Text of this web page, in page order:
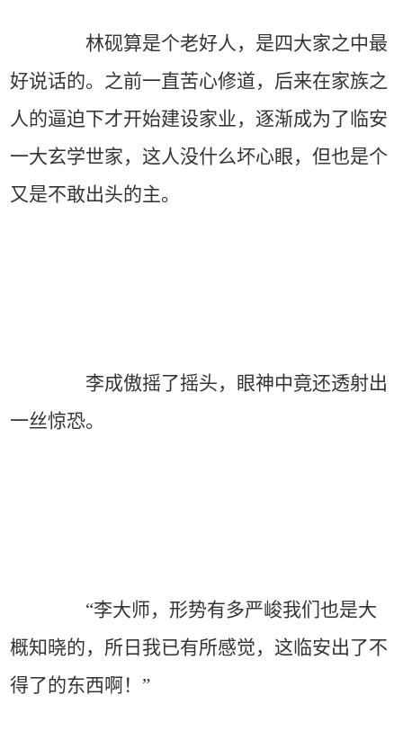
林砚算是个老好人，是四大家之中最
好说话的。之前一直苦心修道，后来在家族之
人的逼迫下才开始建设家业，逐渐成为了临安
一大玄学世家，这人没什么坏心眼，但也是个
又是不敢出头的主。
李成傲摇了摇头，眼神中竟还透射出
一丝惊恐。
“李大师，形势有多严峻我们也是大
概知晓的，所日我已有所感觉，这临安出了不
得了的东西啊！”